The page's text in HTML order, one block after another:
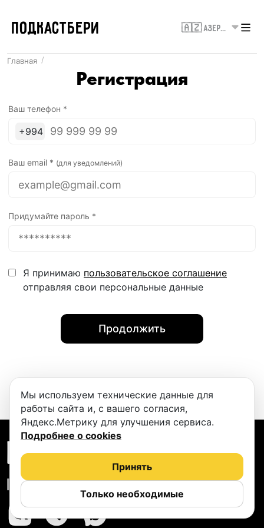
ПОДКАСТБЕРИ 🇦🇿 Азербайджан
Главная
Регистрация
Ваш телефон *
+994
Ваш email * (для уведомлений)
Придумайте пароль *
Я принимаю пользовательское соглашение
отправляя свои персональные данные
Продолжить
ПОДКАСТБЕРИ
info@podcastbery.ru
Мы используем технические данные для
работы сайта и, с вашего согласия,
Яндекс.Метрику для улучшения сервиса.
Подробнее о cookies
Только необходимые
Принять